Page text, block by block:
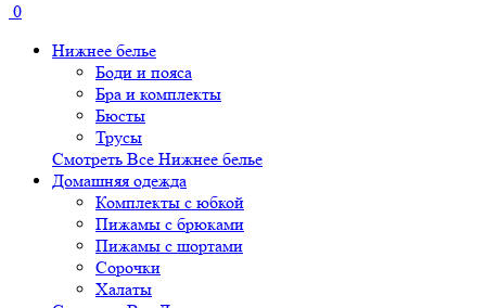
0
Нижнее белье
Боди и пояса
Бра и комплекты
Бюсты
Трусы
Смотреть Все Нижнее белье
Домашняя одежда
Комплекты с юбкой
Пижамы с брюками
Пижамы с шортами
Сорочки
Халаты